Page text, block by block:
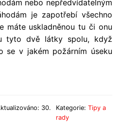
nebo nepředvídatelným
je zapotřebí všechno
máte uskladněnou tu či onu
tyto dvě látky spolu, když
se v jakém požárním úseku
30.
Kategorie:Tipy a
rady